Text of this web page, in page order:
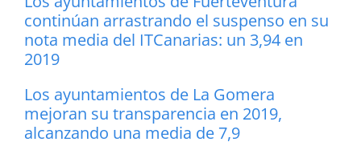
continúan arrastrando el suspenso en su
nota media del ITCanarias: un 3,94 en
2019
Los ayuntamientos de La Gomera
mejoran su transparencia en 2019,
alcanzando una media de 7,9